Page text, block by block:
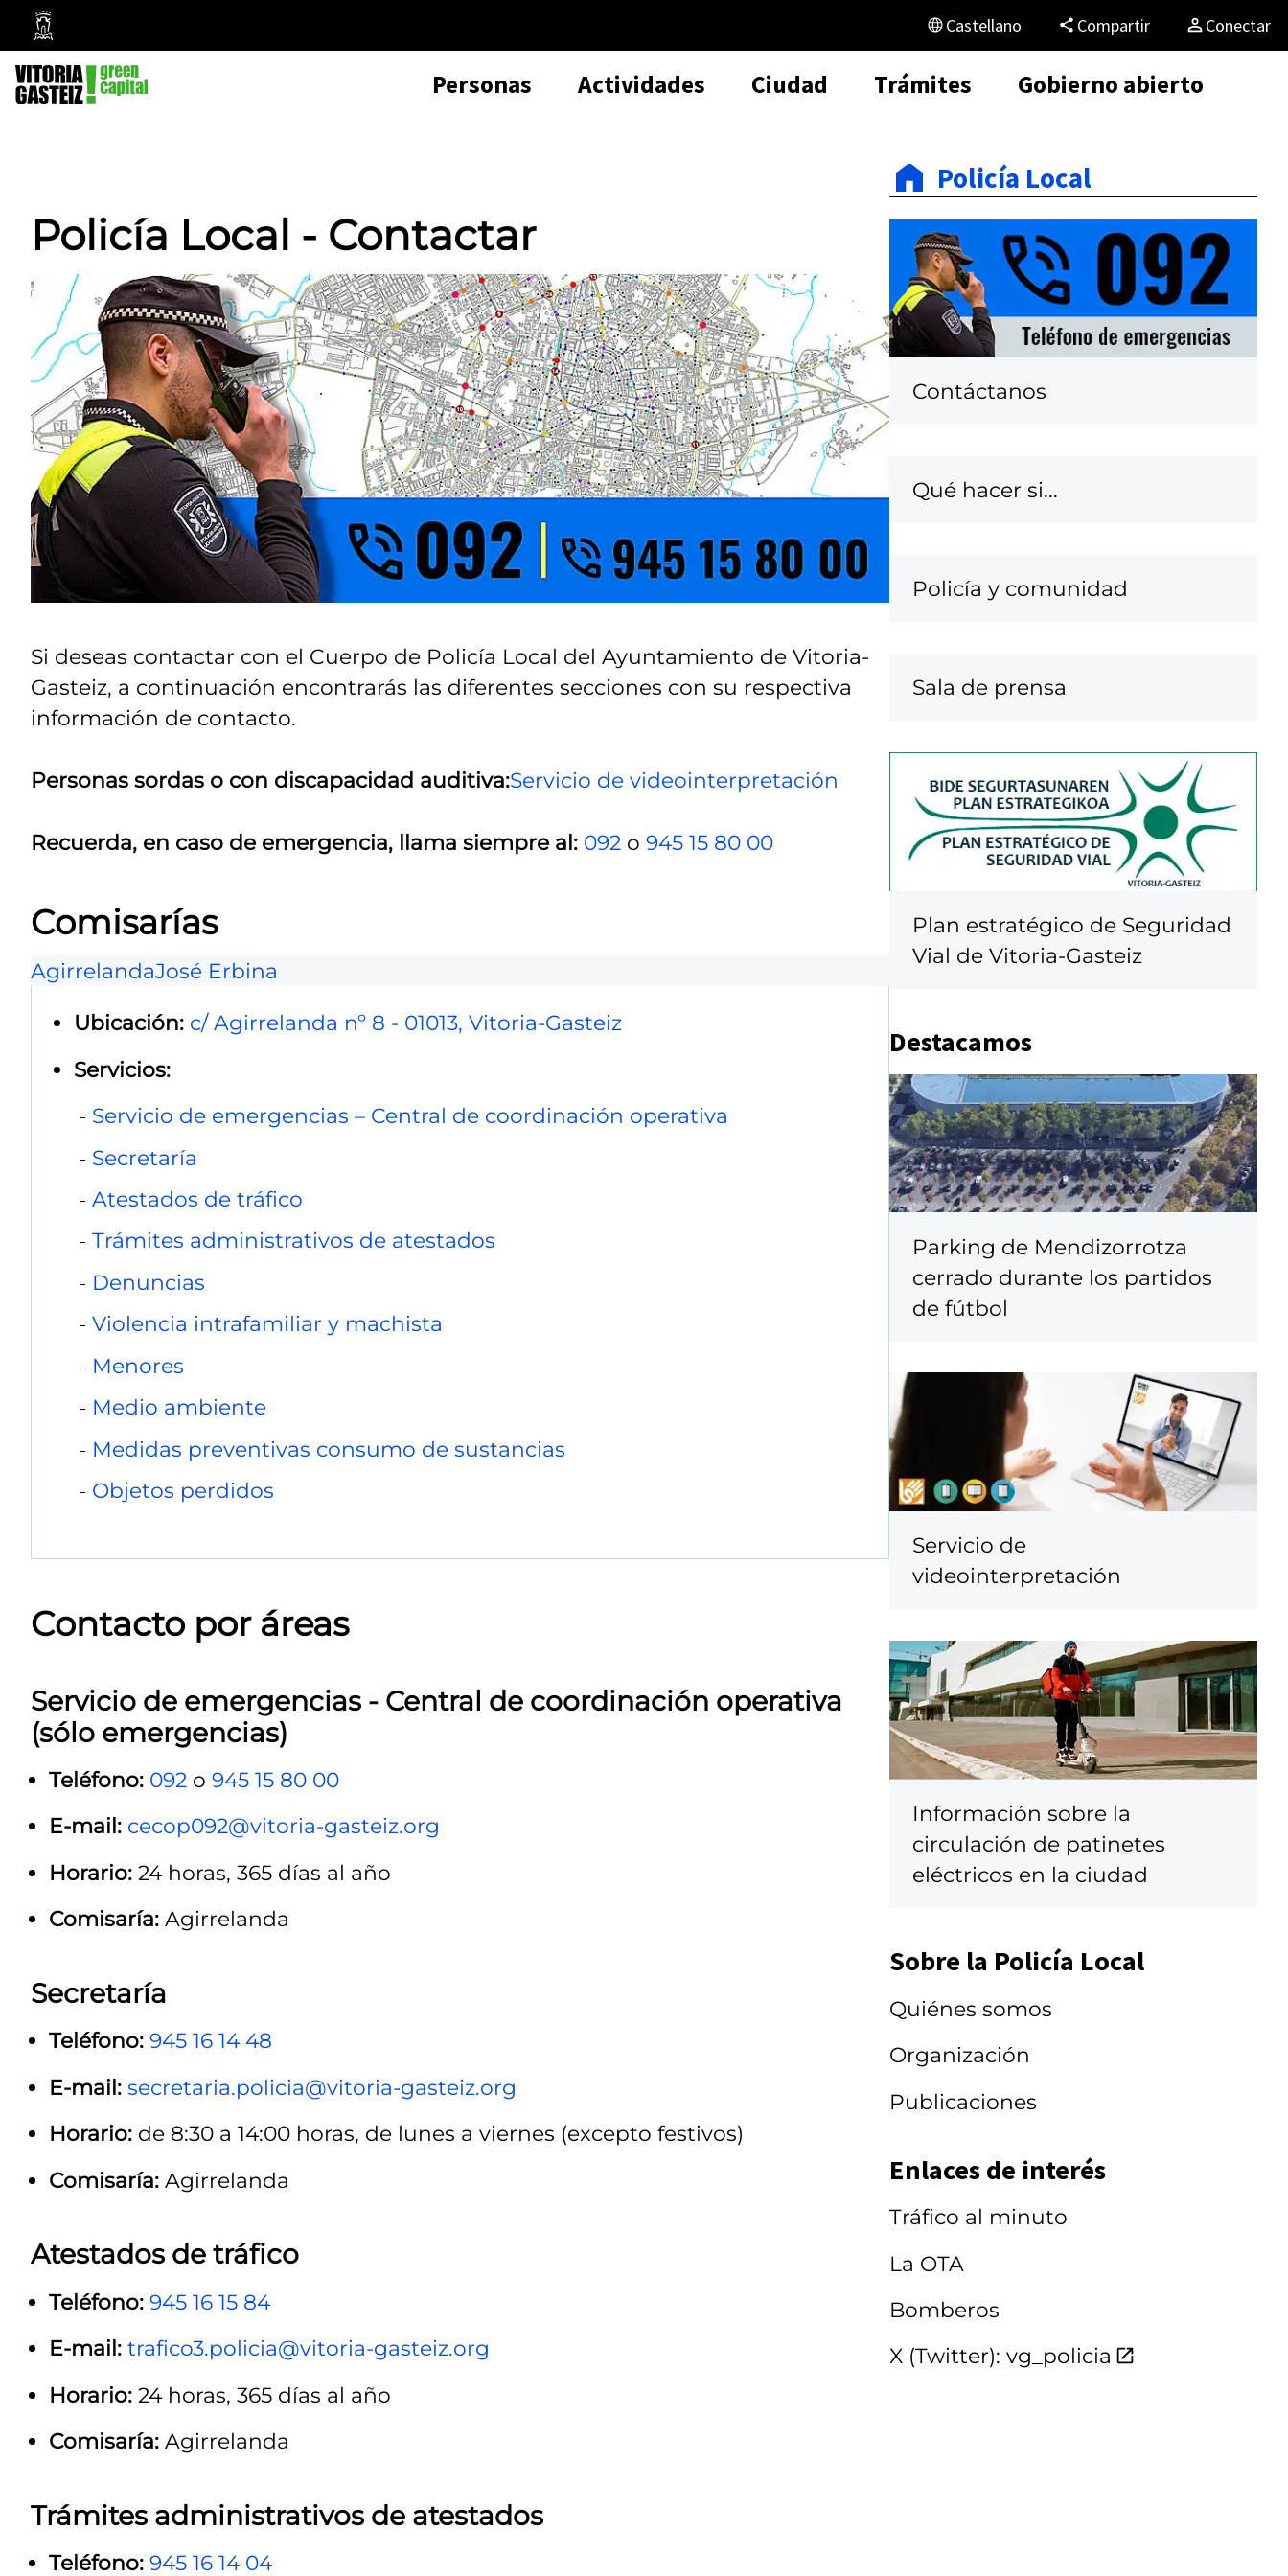
Ayuntamiento
Vitoria-
Gasteiz
Castellano Compartir Conectar
Personas Actividades Ciudad Trámites Gobierno abierto
Policía Local - Contactar
Si deseas contactar con el Cuerpo de Policía Local del Ayuntamiento de Vitoria-
Gasteiz, a continuación encontrarás las diferentes secciones con su respectiva
información de contacto.
Personas sordas o con discapacidad auditiva:Servicio de videointerpretación
Recuerda, en caso de emergencia, llama siempre al: 092 o 945 15 80 00
Comisarías
AgirrelandaJosé Erbina
Ubicación: c/ Agirrelanda nº 8 - 01013, Vitoria-Gasteiz
Servicios:
Servicio de emergencias – Central de coordinación operativa
Secretaría
Atestados de tráfico
Trámites administrativos de atestados
Denuncias
Violencia intrafamiliar y machista
Menores
Medio ambiente
Medidas preventivas consumo de sustancias
Objetos perdidos
Contacto por áreas
Servicio de emergencias - Central de coordinación operativa
(sólo emergencias)
Teléfono: 092 o 945 15 80 00
E-mail: cecop092@vitoria-gasteiz.org
Horario: 24 horas, 365 días al año
Comisaría: Agirrelanda
Secretaría
Teléfono: 945 16 14 48
E-mail: secretaria.policia@vitoria-gasteiz.org
Horario: de 8:30 a 14:00 horas, de lunes a viernes (excepto festivos)
Comisaría: Agirrelanda
Atestados de tráfico
Teléfono: 945 16 15 84
E-mail: trafico3.policia@vitoria-gasteiz.org
Horario: 24 horas, 365 días al año
Comisaría: Agirrelanda
Trámites administrativos de atestados
Teléfono: 945 16 14 04
Policía Local
Contáctanos
Qué hacer si...
Policía y comunidad
Sala de prensa
Plan estratégico de Seguridad
Vial de Vitoria-Gasteiz
Destacamos
Parking de Mendizorrotza
cerrado durante los partidos
de fútbol
Servicio de
videointerpretación
Información sobre la
circulación de patinetes
eléctricos en la ciudad
Sobre la Policía Local
Quiénes somos
Organización
Publicaciones
Enlaces de interés
Tráfico al minuto
La OTA
Bomberos
X (Twitter): vg_policia